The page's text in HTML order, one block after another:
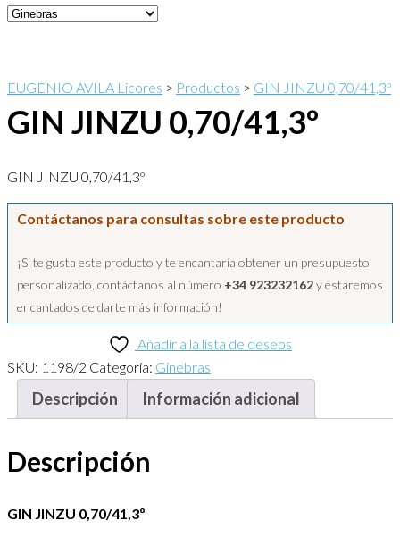
EUGENIO AVILA Licores > Productos > GIN JINZU 0,70/41,3º
GIN JINZU 0,70/41,3º
GIN JINZU 0,70/41,3º
Contáctanos para consultas sobre este producto
¡Si te gusta este producto y te encantaría obtener un presupuesto
personalizado, contáctanos al número +34 923232162y estaremos
encantados de darte más información!
Añadir a la lista de deseos
SKU: 1198/2 Categoría: Ginebras
Descripción Información adicional
Descripción
GIN JINZU 0,70/41,3º